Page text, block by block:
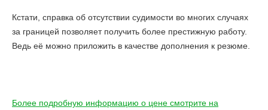
Кстати, справка об отсутствии судимости во многих случаях
за границей позволяет получить более престижную работу.
Ведь её можно приложить в качестве дополнения к резюме.
Более подробную информацию о цене смотрите на